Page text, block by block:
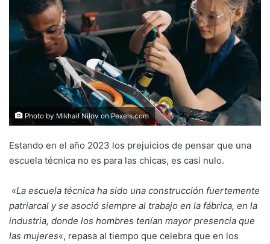
Photo by Mikhail Nilov onPexels.com
Estando en el año 2023 los prejuicios de pensar que una
escuela técnica no es para las chicas, es casi nulo.
«La escuela técnica ha sido una construcción fuertemente
patriarcal y se asoció siempre al trabajo en la fábrica, en la
industria, donde los hombres tenían mayor presencia que
las mujeres«, repasa al tiempo que celebra que en los